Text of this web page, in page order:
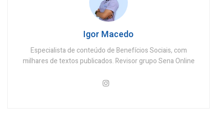
Igor Macedo
Especialista de conteúdo de Benefícios Sociais, com
milhares de textos publicados. Revisor grupo Sena Online